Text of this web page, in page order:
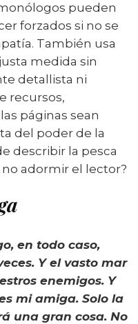
pueden
forzados si no se
También usa
medida sin
detallista ni
recursos,
páginas sean
del poder de la
describir la pesca
no adormir el lector?
en todo caso,
Y el vasto mar
enemigos. Y
mi amiga. Solo la
una gran cosa. No